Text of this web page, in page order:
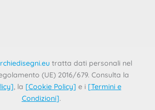
tratta dati personali nel
(UE) 2016/679. Consulta la
], la [Cookie Policy] e i [Termini e
Condizioni].